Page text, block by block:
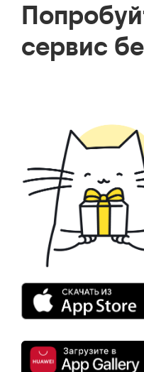
сервис